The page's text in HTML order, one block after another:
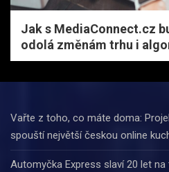
Jak s MediaConnect.cz
odolá změnám trhu i
Vařte z toho, co máte doma:
spouští největší českou online
Automyčka Express slaví 20 let